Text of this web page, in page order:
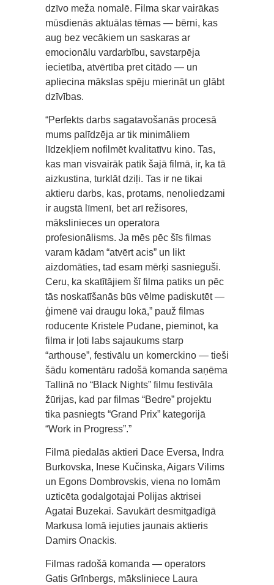
dzīvo meža nomalē. Filma skar vairākas
mūsdienās aktuālas tēmas — bērni, kas
aug bez vecākiem un saskaras ar
emocionālu vardarbību, savstarpēja
iecietība, atvērtība pret citādo — un
apliecina mākslas spēju mierināt un glābt
dzīvības.
“Perfekts darbs sagatavošanās procesā
mums palīdzēja ar tik minimāliem
līdzekļiem nofilmēt kvalitatīvu kino. Tas,
kas man visvairāk patīk šajā filmā, ir, ka tā
aizkustina, turklāt dziļi. Tas ir ne tikai
aktieru darbs, kas, protams, nenoliedzami
ir augstā līmenī, bet arī režisores,
mākslinieces un operatora
profesionālisms. Ja mēs pēc šīs filmas
varam kādam “atvērt acis” un likt
aizdomāties, tad esam mērķi sasnieguši.
Ceru, ka skatītājiem šī filma patiks un pēc
tās noskatīšanās būs vēlme padiskutēt —
ģimenē vai draugu lokā,” pauž filmas
roducente Kristele Pudane, pieminot, ka
filma ir ļoti labs sajaukums starp
“arthouse”, festivālu un komerckino — tieši
šādu komentāru radošā komanda saņēma
Tallinā no “Black Nights” filmu festivāla
žūrijas, kad par filmas “Bedre” projektu
tika pasniegts “Grand Prix” kategorijā
“Work in Progress”.”
Filmā piedalās aktieri Dace Eversa, Indra
Burkovska, Inese Kučinska, Aigars Vilims
un Egons Dombrovskis, viena no lomām
uzticēta godalgotajai Polijas aktrisei
Agatai Buzekai. Savukārt desmitgadīgā
Markusa lomā iejuties jaunais aktieris
Damirs Onackis.
Filmas radošā komanda — operators
Gatis Grīnbergs, māksliniece Laura